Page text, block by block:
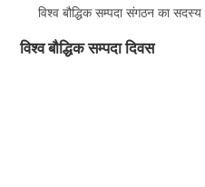
विश्व बौद्धिक सम्पदा संगठन का सदस्य
विश्व बौद्धिक सम्पदा दिवस